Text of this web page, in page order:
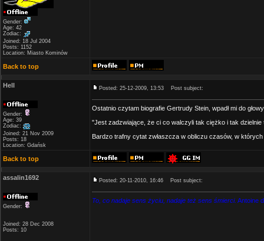
Gender:
Age: 42
Zodiac:
Joined: 18 Jul 2004
Posts: 1152
Location: Miasto Kominów
Back to top
Hell
Gender:
Age: 39
Zodiac:
Joined: 21 Nov 2009
Posts: 18
Location: Gdańsk
Posted: 25-12-2009, 13:53 Post subject:
Ostatnio czytam biografie Gertrudy Stein, wpadł mi do
"Jest zadzwiające, że ci co walczyli tak ciężko i tak
Bardzo trafny cytat zwłaszcza w obliczu czasów, w
Back to top
assalin1692
Gender:
Joined: 28 Dec 2008
Posts: 10
Posted: 20-11-2010, 16:46 Post subject:
To, co nadaje sens życiu, nadaje też sens śmierci. Antoine